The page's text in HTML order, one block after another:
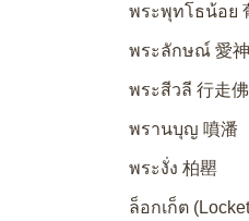
พระพุทโธน้อย
พระลักษณ์ 愛
พระสีวลี 行走佛
พรานบุญ 噴潘
พระงั่ง 柏罌
ล็อกเก็ต